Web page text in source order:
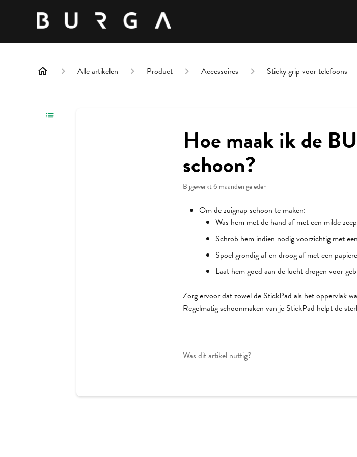
Alle artikelen Product Accessoires Sticky grip voor telefoons
Hoe maak ik de
schoon?
Bijgewerkt6 maanden geleden
Om de zuignap schoon te maken:
Was hem met de hand af met een milde
Schrob hem indien nodig voorzichtig met
Spoel grondig af en droog af met een
Laat hem goed aan de lucht drogen voor
Zorg ervoor dat zowel de StickPad als het oppervlak
Regelmatig schoonmaken van je StickPad helpt de
Was dit artikel nuttig?